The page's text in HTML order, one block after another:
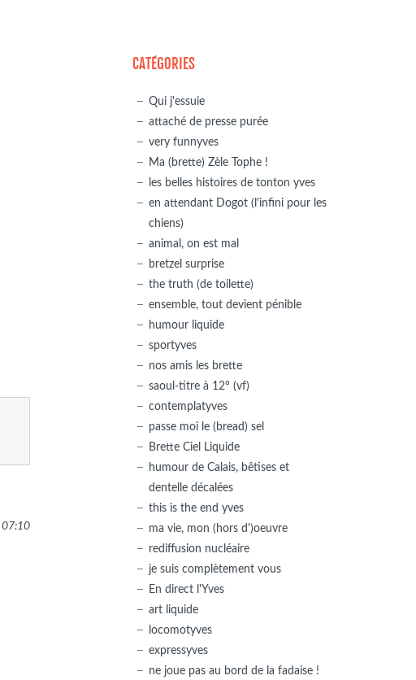
07:10
CATÉGORIES
Qui j'essuie
attaché de presse purée
very funnyves
Ma (brette) Zèle Tophe !
les belles histoires de tonton yves
en attendant Dogot (l'infini pour les
chiens)
animal, on est mal
bretzel surprise
the truth (de toilette)
ensemble, tout devient pénible
humour liquide
sportyves
nos amis les brette
saoul-titre à 12° (vf)
contemplatyves
passe moi le (bread) sel
Brette Ciel Liquide
humour de Calais, bêtises et
dentelle décalées
this is the end yves
ma vie, mon (hors d')oeuvre
rediffusion nucléaire
je suis complètement vous
En direct l'Yves
art liquide
locomotyves
expressyves
ne joue pas au bord de la fadaise !